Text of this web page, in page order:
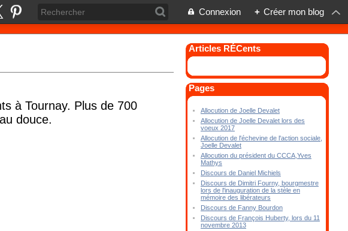
Connexion + Créer mon blog
à Tournay. Plus de 700
douce.
Articles RÉCents
Pages
Allocution de Joelle Devalet
Allocution de Joelle Devalet lors des
voeux 2017
Allocution de l'échevine de l'action sociale,
Joelle Devalet
Allocution du président du CCCA,Yves
Mathys
Discours de Daniel Michiels
Discours de Dimitri Fourny, bourgmestre
lors de l'inauguration de la stèle en
mémoire des libérateurs
Discours de Fanny Bourdon
Discours de François Huberty, lors du 11
novembre 2013